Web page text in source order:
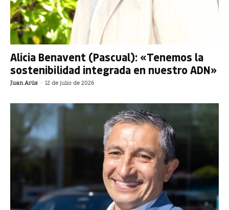
Alicia Benavent (Pascual): «Tenemos la
sostenibilidad integrada en nuestro ADN»
Juan Arús - 12 de julio de 2026